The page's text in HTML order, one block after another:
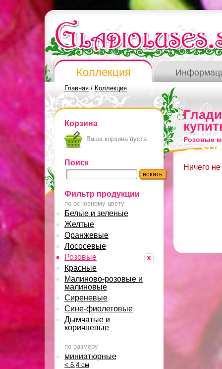
Коллекция
Главная / Коллекция
Корзина
Ваша корзина пуста
Поиск
Фильтр продукции
по основному цвету
Белые и зеленые
Желтые
Оранжевые
Лососевые
x
Розовые
Красные
Малиново-розовые и
малиновые
Сиреневые
Сине-фиолетовые
Дымчатые и
коричневые
по размеру
миниатюрные
< 6,4 см
Розовые
Ничего